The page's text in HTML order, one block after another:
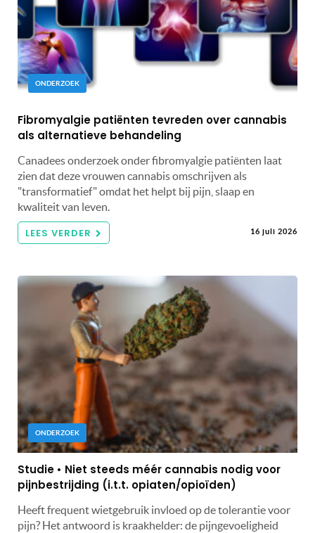
ONDERZOEK
Fibromyalgie patiënten tevreden over cannabis
als alternatieve behandeling
Canadees onderzoek onder fibromyalgie patiënten laat
zien dat deze vrouwen cannabis omschrijven als
"transformatief" omdat het helpt bij pijn, slaap en
kwaliteit van leven.
LEES VERDER 16 juli 2026
ONDERZOEK
Studie • Niet steeds méér cannabis nodig voor
pijnbestrijding (i.t.t. opiaten/opioïden)
Heeft frequent wietgebruik invloed op de tolerantie voor
pijn? Het antwoord is kraakhelder: de pijngevoeligheid